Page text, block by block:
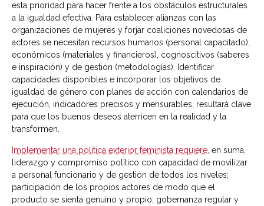
esta prioridad para hacer frente a los obstáculos estructurales
a la igualdad efectiva. Para establecer alianzas con las
organizaciones de mujeres y forjar coaliciones novedosas de
actores se necesitan recursos humanos (personal capacitado),
económicos (materiales y financieros), cognoscitivos (saberes
e inspiración) y de gestión (metodologías). Identificar
capacidades disponibles e incorporar los objetivos de
igualdad de género con planes de acción con calendarios de
ejecución, indicadores precisos y mensurables, resultará clave
para que los buenos deseos aterricen en la realidad y la
transformen.
Implementar una política exterior feminista requiere , en suma,
liderazgo y compromiso político con capacidad de movilizar
a personal funcionario y de gestión de todos los niveles;
participación de los propios actores de modo que el
producto se sienta genuino y propio; gobernanza regular y